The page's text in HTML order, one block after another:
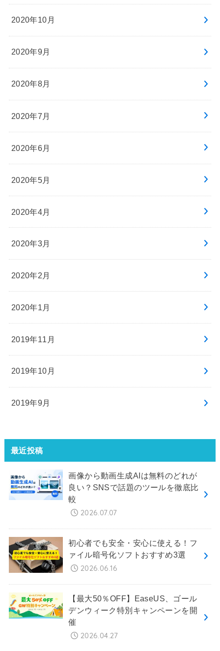
2020年10月
2020年9月
2020年8月
2020年7月
2020年6月
2020年5月
2020年4月
2020年3月
2020年2月
2020年1月
2019年11月
2019年10月
2019年9月
最近投稿
画像から動画生成AIは無料のどれが
良い？SNSで話題のツールを徹底比
較
2026.07.07
初心者でも安全・安心に使える！フ
ァイル暗号化ソフトおすすめ3選
2026.06.16
【最大50％OFF】EaseUS、ゴール
デンウィーク特別キャンペーンを開
催
2026.04.27